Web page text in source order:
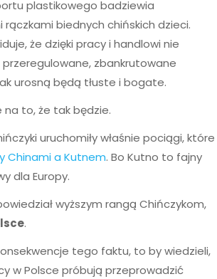
plastikowego badziewia
rączkami biednych chińskich dzieci.
że dzięki pracy i handlowi nie
zbankrutowane
urosną będą tłuste i bogate.
na to, że tak będzie.
uruchomiły właśnie pociągi, które
Chinami a Kutnem. Bo Kutno to fajny
dla Europy.
wyższym rangą Chińczykom,
.
tego faktu, to by wiedzieli,
w Polsce próbują przeprowadzić